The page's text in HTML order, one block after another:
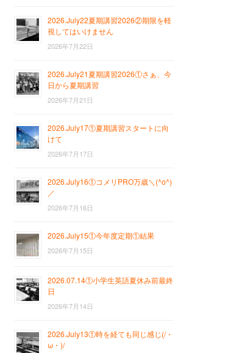
2026.July22夏期講習2026②期限を軽
視してはいけません
2026年7月22日
2026.July21夏期講習2026①さぁ、今
日から夏期講習
2026年7月21日
2026.July17①夏期講習スタートに向
けて
2026年7月17日
2026.July16①コメリPRO万歳＼(^o^)
／
2026年7月16日
2026.July15①今年度定期①結果
2026年7月15日
2026.07.14①小学生英語夏休み前最終
日
2026年7月14日
2026.July13①時を経ても同じ感じ(/・
ω・)/